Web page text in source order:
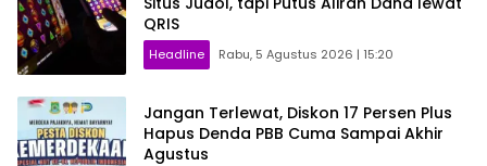
QRIS
Headline Rabu, 5 Agustus 2026 | 15:20
Jangan Terlewat, Diskon 17 Persen Plus
Hapus Denda PBB Cuma Sampai Akhir
Agustus